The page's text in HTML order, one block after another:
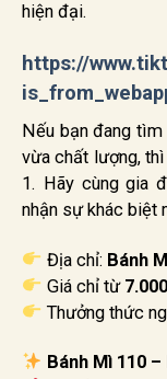
hiện đại.
https://
Nếu bạn đang
vừa chất lượng, thì
1. Hãy cùng gia
nhận sự khác biệt
Địa chỉ: Bánh
Giá chỉ từ
Thưởng thức
Bánh Mì 110